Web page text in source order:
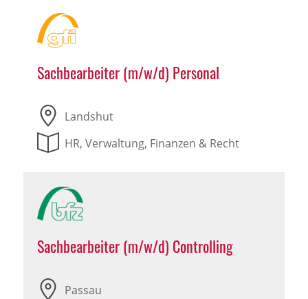
Sachbearbeiter (m/w/d) Personal
Landshut
HR, Verwaltung, Finanzen & Recht
Sachbearbeiter (m/w/d) Controlling
Passau